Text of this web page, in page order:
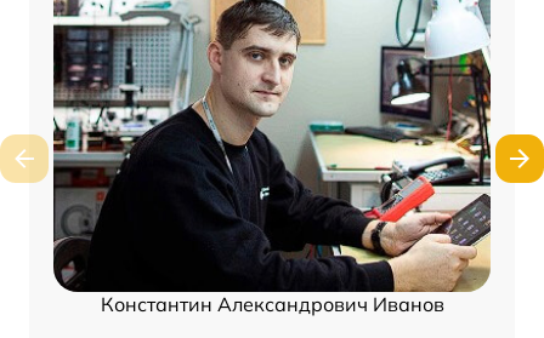
Константин Александрович Иванов